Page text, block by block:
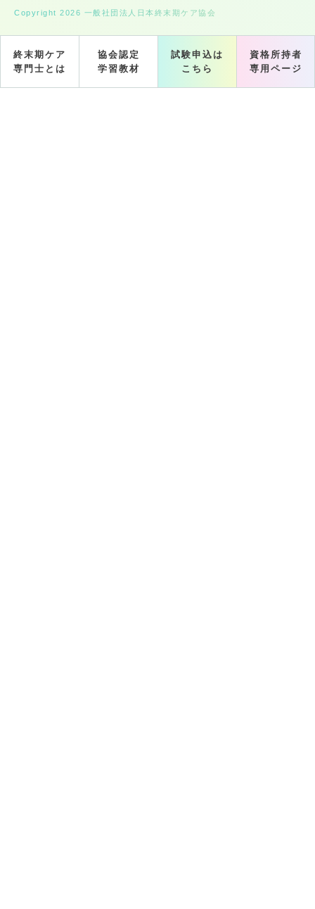
終末期ケア
専門士とは
協会認定
学習教材
試験申込は
こちら
資格所持者
専用ページ
Copyright 2026 一般社団法人日本終末期ケア協会